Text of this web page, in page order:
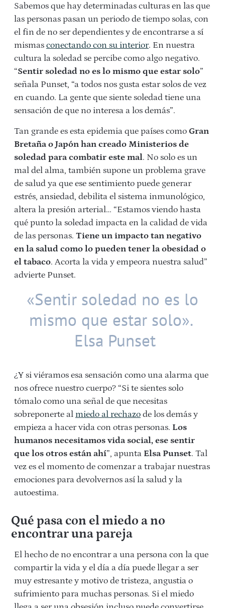
Sabemos que hay determinadas culturas en las que
las personas pasan un periodo de tiempo solas, con
el fin de no ser dependientes y de encontrarse a sí
mismas conectando con su interior. En nuestra
cultura la soledad se percibe como algo negativo.
“Sentir soledad no es lo mismo que estar solo”
señala Punset, “a todos nos gusta estar solos de vez
en cuando. La gente que siente soledad tiene una
sensación de que no interesa a los demás”.
Tan grande es esta epidemia que países como Gran
Bretaña o Japón han creado Ministerios de
soledad para combatir este mal. No solo es un
mal del alma, también supone un problema grave
de salud ya que ese sentimiento puede generar
estrés, ansiedad, debilita el sistema inmunológico,
altera la presión arterial… “Estamos viendo hasta
qué punto la soledad impacta en la calidad de vida
de las personas. Tiene un impacto tan negativo
en la salud como lo pueden tener la obesidad o
el tabaco. Acorta la vida y empeora nuestra salud”
advierte Punset.
«Sentir soledad no es lo
mismo que estar solo».
Elsa Punset
¿Y si viéramos esa sensación como una alarma que
nos ofrece nuestro cuerpo? “Si te sientes solo
tómalo como una señal de que necesitas
sobreponerte al miedo al rechazo de los demás y
empieza a hacer vida con otras personas. Los
humanos necesitamos vida social, ese sentir
que los otros están ahí”, apunta Elsa Punset. Tal
vez es el momento de comenzar a trabajar nuestras
emociones para devolvernos así la salud y la
autoestima.
Qué pasa con el miedo a no
encontrar una pareja
El hecho de no encontrar a una persona con la que
compartir la vida y el día a día puede llegar a ser
muy estresante y motivo de tristeza, angustia o
sufrimiento para muchas personas. Si el miedo